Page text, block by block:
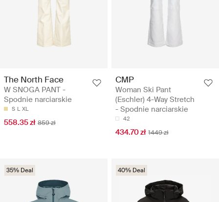
The North Face
W SNOGA PANT -
Spodnie narciarskie
S L XL
558.35 zł 859 zł
CMP
Woman Ski Pant
(Eschler) 4-Way Stretch
- Spodnie narciarskie
42
434.70 zł 1449 zł
35% Deal 40% Deal